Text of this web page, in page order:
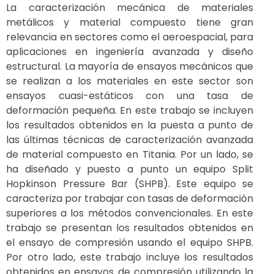
La caracterización mecánica de materiales
metálicos y material compuesto tiene gran
relevancia en sectores como el aeroespacial, para
aplicaciones en ingeniería avanzada y diseño
estructural. La mayoría de ensayos mecánicos que
se realizan a los materiales en este sector son
ensayos cuasi-estáticos con una tasa de
deformación pequeña. En este trabajo se incluyen
los resultados obtenidos en la puesta a punto de
las últimas técnicas de caracterización avanzada
de material compuesto en Titania. Por un lado, se
ha diseñado y puesto a punto un equipo Split
Hopkinson Pressure Bar (SHPB). Este equipo se
caracteriza por trabajar con tasas de deformación
superiores a los métodos convencionales. En este
trabajo se presentan los resultados obtenidos en
el ensayo de compresión usando el equipo SHPB.
Por otro lado, este trabajo incluye los resultados